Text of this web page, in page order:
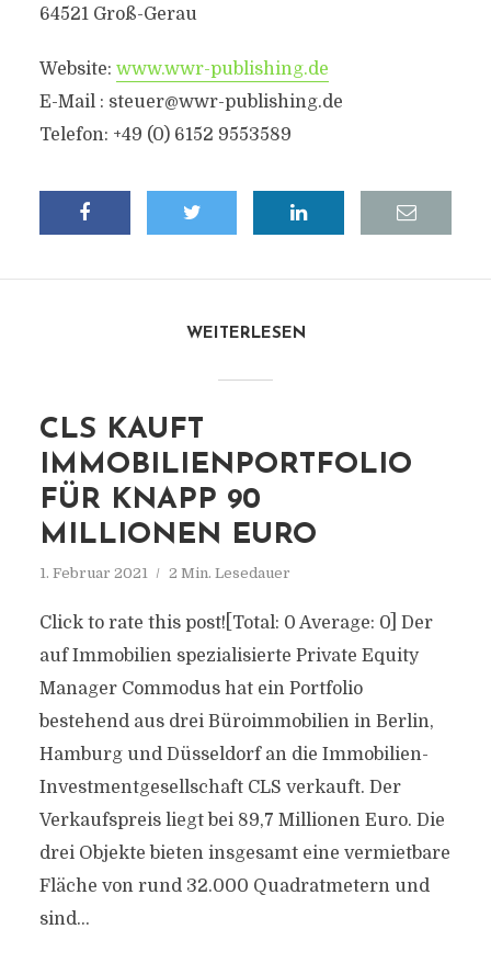
64521 Groß-Gerau
Website: www.wwr-publishing.de
E-Mail : steuer@wwr-publishing.de
Telefon: +49 (0) 6152 9553589
WEITERLESEN
CLS KAUFT
IMMOBILIENPORTFOLIO
FÜR KNAPP 90
MILLIONEN EURO
1. Februar 2021 2 Min. Lesedauer
Click to rate this post![Total: 0 Average: 0] Der
auf Immobilien spezialisierte Private Equity
Manager Commodus hat ein Portfolio
bestehend aus drei Büroimmobilien in Berlin,
Hamburg und Düsseldorf an die Immobilien-
Investmentgesellschaft CLS verkauft. Der
Verkaufspreis liegt bei 89,7 Millionen Euro. Die
drei Objekte bieten insgesamt eine vermietbare
Fläche von rund 32.000 Quadratmetern und
sind...